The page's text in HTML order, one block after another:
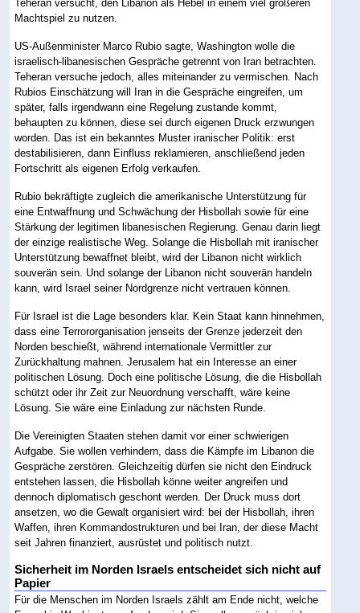
Teheran versucht, den Libanon als Hebel in einem viel größeren
Machtspiel zu nutzen.
US-Außenminister Marco Rubio sagte, Washington wolle die
israelisch-libanesischen Gespräche getrennt von Iran betrachten.
Teheran versuche jedoch, alles miteinander zu vermischen. Nach
Rubios Einschätzung will Iran in die Gespräche eingreifen, um
später, falls irgendwann eine Regelung zustande kommt,
behaupten zu können, diese sei durch eigenen Druck erzwungen
worden. Das ist ein bekanntes Muster iranischer Politik: erst
destabilisieren, dann Einfluss reklamieren, anschließend jeden
Fortschritt als eigenen Erfolg verkaufen.
Rubio bekräftigte zugleich die amerikanische Unterstützung für
eine Entwaffnung und Schwächung der Hisbollah sowie für eine
Stärkung der legitimen libanesischen Regierung. Genau darin liegt
der einzige realistische Weg. Solange die Hisbollah mit iranischer
Unterstützung bewaffnet bleibt, wird der Libanon nicht wirklich
souverän sein. Und solange der Libanon nicht souverän handeln
kann, wird Israel seiner Nordgrenze nicht vertrauen können.
Für Israel ist die Lage besonders klar. Kein Staat kann hinnehmen,
dass eine Terrororganisation jenseits der Grenze jederzeit den
Norden beschießt, während internationale Vermittler zur
Zurückhaltung mahnen. Jerusalem hat ein Interesse an einer
politischen Lösung. Doch eine politische Lösung, die die Hisbollah
schützt oder ihr Zeit zur Neuordnung verschafft, wäre keine
Lösung. Sie wäre eine Einladung zur nächsten Runde.
Die Vereinigten Staaten stehen damit vor einer schwierigen
Aufgabe. Sie wollen verhindern, dass die Kämpfe im Libanon die
Gespräche zerstören. Gleichzeitig dürfen sie nicht den Eindruck
entstehen lassen, die Hisbollah könne weiter angreifen und
dennoch diplomatisch geschont werden. Der Druck muss dort
ansetzen, wo die Gewalt organisiert wird: bei der Hisbollah, ihren
Waffen, ihren Kommandostrukturen und bei Iran, der diese Macht
seit Jahren finanziert, ausrüstet und politisch nutzt.
Sicherheit im Norden Israels entscheidet sich nicht auf
Papier
Für die Menschen im Norden Israels zählt am Ende nicht, welche